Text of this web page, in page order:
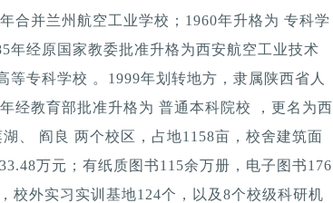
合并兰州航空工业学校；1960年升格为 专科学
年经原国家教委批准升格为西安航空工业技术
专科学校 。1999年划转地方，隶属陕西省人
经教育部批准升格为 普通本科院校 ，更名为西
、 阎良 两个校区，占地1158亩，校舍建筑面
万元；有纸质图书115余万册，电子图书176
校外实习实训基地124个，以及8个校级科研机